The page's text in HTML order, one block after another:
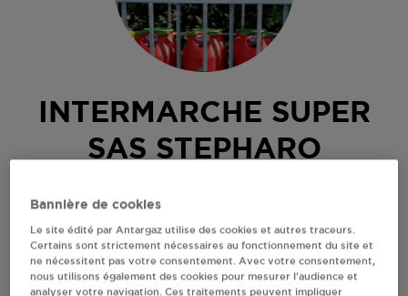
INTERMARCHE SUPER
SAS STEPHARO
10 AV. MARECHAL JUIN
CARREFOUR DES PLAGES
11100NARBONNE
Bannière de cookies
Le site édité par Antargaz utilise des cookies et autres traceurs.
Certains sont strictement nécessaires au fonctionnement du site et
ne nécessitent pas votre consentement. Avec votre consentement,
nous utilisons également des cookies pour mesurer l’audience et
analyser votre navigation. Ces traitements peuvent impliquer